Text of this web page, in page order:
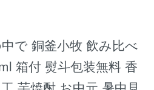
で 銅釜小牧 飲み比べ
箱付 熨斗包装無料 香